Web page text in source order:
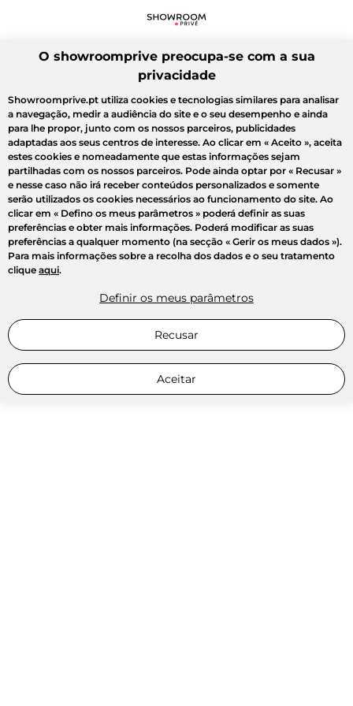
O showroomprive preocupa-se com a sua
privacidade
Showroomprive.pt utiliza cookies e tecnologias similares para analisar
a navegação, medir a audiência do site e o seu desempenho e ainda
para lhe propor, junto com os nossos parceiros, publicidades
adaptadas aos seus centros de interesse. Ao clicar em « Aceito », aceita
estes cookies e nomeadamente que estas informações sejam
partilhadas com os nossos parceiros. Pode ainda optar por « Recusar »
e nesse caso não irá receber conteúdos personalizados e somente
serão utilizados os cookies necessários ao funcionamento do site. Ao
clicar em « Defino os meus parâmetros » poderá definir as suas
preferências e obter mais informações. Poderá modificar as suas
preferências a qualquer momento (na secção « Gerir os meus dados »).
Para mais informações sobre a recolha dos dados e o seu tratamento
clique aqui.
Definir os meus parâmetros
Recusar
Aceitar